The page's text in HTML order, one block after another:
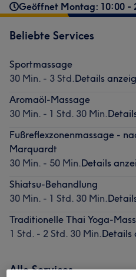
Geöffnet Montag: 10:00 -
Beliebte Services
Sportmassage
30 Min. - 3 Std.Details
Aromaöl-Massage
30 Min. - 1 Std. 30 Min.
Fußreflexzonenmassage -
Marquardt
30 Min. - 50 Min.Details
Shiatsu-Behandlung
30 Min. - 1 Std. 30 Min.
Traditionelle Thai Yoga-
1 Std. - 2 Std. 30 Min.Details
Alle Services